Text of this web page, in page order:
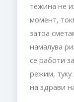
тежина не
момент,
затоа
намалува
се работи за
режим,
на здрави